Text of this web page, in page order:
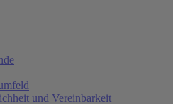
und Vereinbarkeit